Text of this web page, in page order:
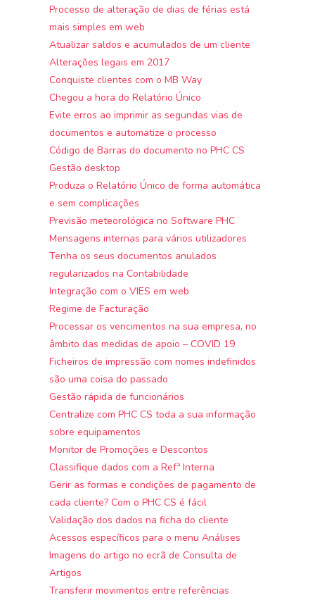
Processo de alteração de dias de férias está
mais simples em web
Atualizar saldos e acumulados de um cliente
Alterações legais em 2017
Conquiste clientes com o MB Way
Chegou a hora do Relatório Único
Evite erros ao imprimir as segundas vias de
documentos e automatize o processo
Código de Barras do documento no PHC CS
Gestão desktop
Produza o Relatório Único de forma automática
e sem complicações
Previsão meteorológica no Software PHC
Mensagens internas para vários utilizadores
Tenha os seus documentos anulados
regularizados na Contabilidade
Integração com o VIES em web
Regime de Facturação
Processar os vencimentos na sua empresa, no
âmbito das medidas de apoio – COVID 19
Ficheiros de impressão com nomes indefinidos
são uma coisa do passado
Gestão rápida de funcionários
Centralize com PHC CS toda a sua informação
sobre equipamentos
Monitor de Promoções e Descontos
Classifique dados com a Refª Interna
Gerir as formas e condições de pagamento de
cada cliente? Com o PHC CS é fácil
Validação dos dados na ficha do cliente
Acessos específicos para o menu Análises
Imagens do artigo no ecrã de Consulta de
Artigos
Transferir movimentos entre referências